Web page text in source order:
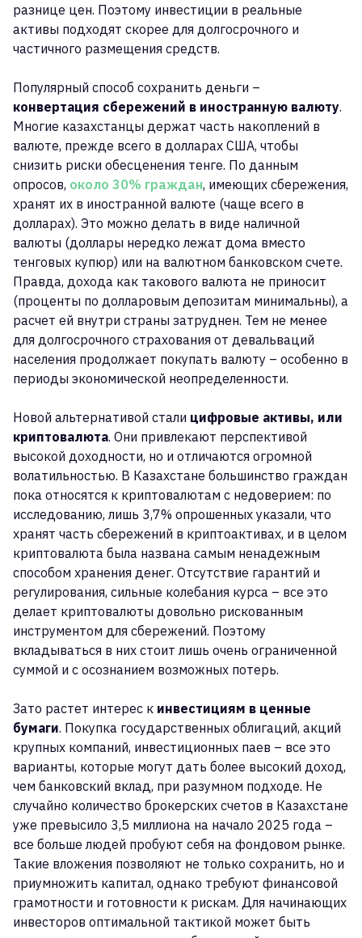
разнице цен. Поэтому инвестиции в реальные
активы подходят скорее для долгосрочного и
частичного размещения средств.
Популярный способ сохранить деньги –
конвертация сбережений в иностранную валюту.
Многие казахстанцы держат часть накоплений в
валюте, прежде всего в долларах США, чтобы
снизить риски обесценения тенге. По данным
опросов, около 30% граждан, имеющих сбережения,
хранят их в иностранной валюте (чаще всего в
долларах). Это можно делать в виде наличной
валюты (доллары нередко лежат дома вместо
тенговых купюр) или на валютном банковском счете.
Правда, дохода как такового валюта не приносит
(проценты по долларовым депозитам минимальны), а
расчет ей внутри страны затруднен. Тем не менее
для долгосрочного страхования от девальваций
населения продолжает покупать валюту – особенно в
периоды экономической неопределенности.
Новой альтернативой стали цифровые активы, или
криптовалюта. Они привлекают перспективой
высокой доходности, но и отличаются огромной
волатильностью. В Казахстане большинство граждан
пока относятся к криптовалютам с недоверием: по
исследованию, лишь 3,7% опрошенных указали, что
хранят часть сбережений в криптоактивах, и в целом
криптовалюта была названа самым ненадежным
способом хранения денег. Отсутствие гарантий и
регулирования, сильные колебания курса – все это
делает криптовалюты довольно рискованным
инструментом для сбережений. Поэтому
вкладываться в них стоит лишь очень ограниченной
суммой и с осознанием возможных потерь.
Зато растет интерес к инвестициям в ценные
бумаги. Покупка государственных облигаций, акций
крупных компаний, инвестиционных паев – все это
варианты, которые могут дать более высокий доход,
чем банковский вклад, при разумном подходе. Не
случайно количество брокерских счетов в Казахстане
уже превысило 3,5 миллиона на начало 2025 года –
все больше людей пробуют себя на фондовом рынке.
Такие вложения позволяют не только сохранить, но и
приумножить капитал, однако требуют финансовой
грамотности и готовности к рискам. Для начинающих
инвесторов оптимальной тактикой может быть